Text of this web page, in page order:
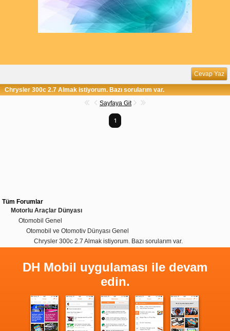
Cevap Yaz
Chrysler 300c 2.7 Almak istiyorum. Bazı sorularım var.
Sayfaya Git
1
Tüm Forumlar
Motorlu Araçlar Dünyası
Otomobil Genel
Otomobil ve Otomotiv Dünyası Genel
Chrysler 300c 2.7 Almak istiyorum. Bazı sorularım var.
DH Mobil uygulaması ile devam
edin.